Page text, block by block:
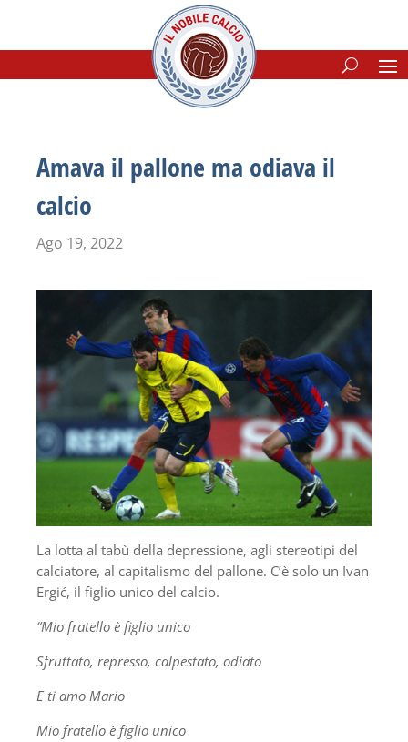
Amava il pallone ma odiava il
calcio
Ago 19, 2022
La lotta al tabù della depressione, agli stereotipi del
calciatore, al capitalismo del pallone. C’è solo un Ivan
Ergić, il figlio unico del calcio.
“Mio fratello è figlio unico
Sfruttato, represso, calpestato, odiato
E ti amo Mario
Mio fratello è figlio unico